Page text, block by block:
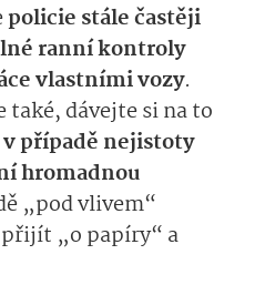
policie stále častěji
ranní kontroly
vlastními vozy.
dávejte si na to
v případě nejistoty
hromadnou
„pod vlivem“
„o papíry“ a